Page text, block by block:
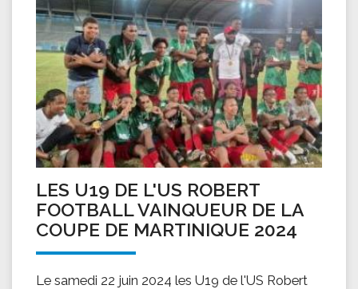
LES U19 DE L'US ROBERT
FOOTBALL VAINQUEUR DE LA
COUPE DE MARTINIQUE 2024
Le samedi 22 juin 2024 les U19 de l'US Robert